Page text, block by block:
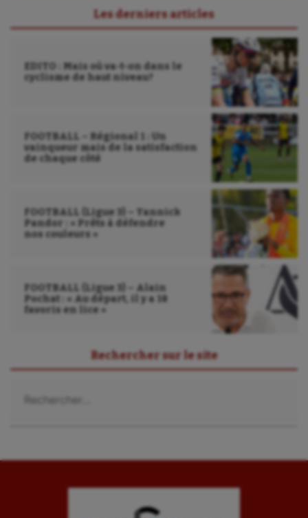
Les derniers articles
EDITO : Mais où va-t-on dans le
cyclisme de haut niveau?
FOOTBALL – Régional 1 : Un
vainqueur mais de la satisfaction
de chaque côté
FOOTBALL (Ligue 3) – Yannick
Pandor : « Prêts à défendre
nos couleurs »
FOOTBALL (Ligue 3) – Alain
Pochat : « Au départ, il y a 18
favoris en lice »
Rechercher sur le site